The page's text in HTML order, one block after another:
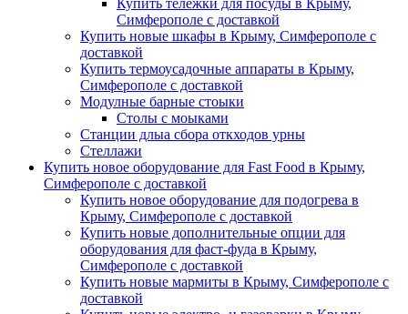
Купить тележки для посуды в Крыму,
Симферополе с доставкой
Купить новые шкафы в Крыму, Симферополе с
доставкой
Купить термоусадочные аппараты в Крыму,
Симферополе с доставкой
Модулные барные стоыки
Столы с моыками
Станции длыа сбора откходов урны
Стеллажи
Купить новое оборудование для Fast Food в Крыму,
Симферополе с доставкой
Купить новое оборудование для подогрева в
Крыму, Симферополе с доставкой
Купить новые дополнительные опции для
оборудования для фаст-фуда в Крыму,
Симферополе с доставкой
Купить новые мармиты в Крыму, Симферополе с
доставкой